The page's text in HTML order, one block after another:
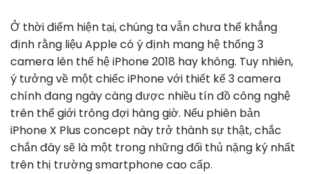
Ở thời điểm hiện tại, chúng ta vẫn chưa thể khẳng
định rằng liệu Apple có ý định mang hệ thống 3
camera lên thế hệ iPhone 2018 hay không. Tuy nhiên,
ý tưởng về một chiếc iPhone với thiết kế 3 camera
chính đang ngày càng được nhiều tín đồ công nghệ
trên thế giới trông đợi hàng giờ. Nếu phiên bản
iPhone X Plus concept này trở thành sự thật, chắc
chắn đây sẽ là một trong những đối thủ nặng ký nhất
trên thị trường smartphone cao cấp.